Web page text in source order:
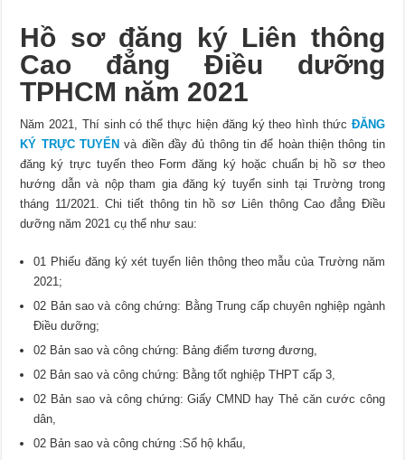
Hồ sơ đăng ký Liên thông
Cao đẳng Điều dưỡng
TPHCM năm 2021
Năm 2021, Thí sinh có thể thực hiện đăng ký theo hình thức ĐĂNG
KÝ TRỰC TUYỂN và điền đầy đủ thông tin để hoàn thiện thông tin
đăng ký trực tuyến theo Form đăng ký hoặc chuẩn bị hồ sơ theo
hướng dẫn và nộp tham gia đăng ký tuyển sinh tại Trường trong
tháng 11/2021. Chi tiết thông tin hồ sơ Liên thông Cao đẳng Điều
dưỡng năm 2021 cụ thể như sau:
01 Phiếu đăng ký xét tuyển liên thông theo mẫu của Trường năm
2021;
02 Bản sao và công chứng: Bằng Trung cấp chuyên nghiệp ngành
Điều dưỡng;
02 Bản sao và công chứng: Bảng điểm tương đương,
02 Bản sao và công chứng: Bằng tốt nghiệp THPT cấp 3,
02 Bản sao và công chứng: Giấy CMND hay Thẻ căn cước công
dân,
02 Bản sao và công chứng :Sổ hộ khẩu,